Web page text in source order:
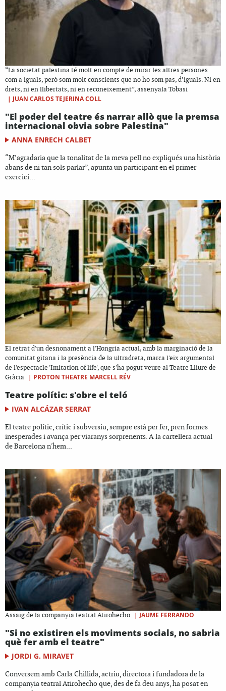
“La societat palestina té molt en compte de mirar les altres persones
com a iguals, però som molt conscients que no ho som pas, d’iguals. Ni en
drets, ni en llibertats, ni en reconeixement”, assenyala Tobasi
| JUAN CARLOS TEJERINA COLL
"El poder del teatre és narrar allò que la premsa
internacional obvia sobre Palestina"
ANNA ENRECH CALBET
“M’agradaria que la tonalitat de la meva pell no expliqués una història
abans de ni tan sols parlar”, apunta un participant en el primer
exercici...
El retrat d'un desnonament a l'Hongria actual, amb la marginació de la
comunitat gitana i la presència de la ultradreta, marca l'eix argumental
de l'espectacle 'Imitation of life', que s'ha pogut veure al Teatre Lliure de
Gràcia
| PROTON THEATRE MARCELL RÉV
Teatre polític: s'obre el teló
IVAN ALCÁZAR SERRAT
El teatre polític, crític i subversiu, sempre està per fer, pren formes
inesperades i avança per viaranys sorprenents. A la cartellera actual
de Barcelona n'hem...
Assaig de la companyia teatral Atirohecho | JAUME FERRANDO
"Si no existiren els moviments socials, no sabria
què fer amb el teatre"
JORDI G. MIRAVET
Conversem amb Carla Chillida, actriu, directora i fundadora de la
companyia teatral Atirohecho que, des de fa deu anys, ha posat en